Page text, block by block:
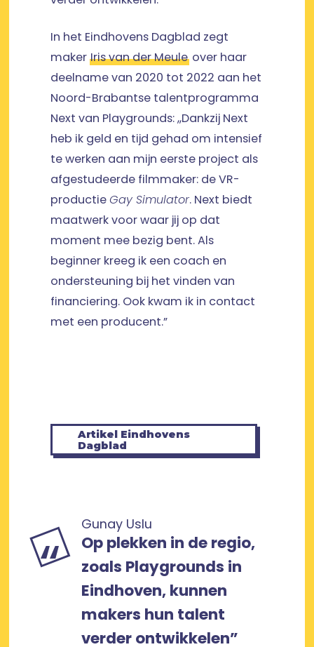
In het Eindhovens Dagblad zegt
maker Iris van der Meule over haar
deelname van 2020 tot 2022 aan het
Noord-Brabantse talentprogramma
Next van Playgrounds: ,,Dankzij Next
heb ik geld en tijd gehad om intensief
te werken aan mijn eerste project als
afgestudeerde filmmaker: de VR-
productieGay Simulator. Next biedt
maatwerk voor waar jij op dat
moment mee bezig bent. Als
beginner kreeg ik een coach en
ondersteuning bij het vinden van
financiering. Ook kwam ik in contact
met een producent.”
Artikel Eindhovens
Dagblad
Gunay Uslu
Op plekken in de regio,
zoals Playgrounds in
Eindhoven, kunnen
makers hun talent
verder ontwikkelen”